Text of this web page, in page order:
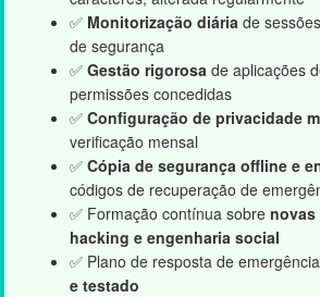
✅ Monitorização diária de
de segurança
✅ Gestão rigorosa de aplicações
permissões concedidas
✅ Configuração de privacidade
verificação mensal
✅ Cópia de segurança offline e
códigos de recuperação de
✅ Formação contínua sobre novas
hacking e engenharia social
✅ Plano de resposta de emergência
e testado